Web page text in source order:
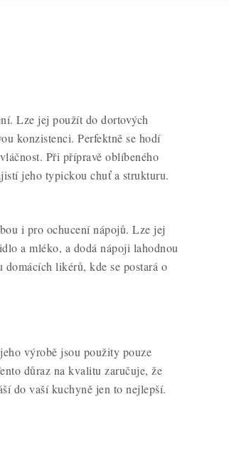
Lze jej použít do dortových
konzistenci. Perfektně se hodí
Při přípravě oblíbeného
jeho typickou chuť a strukturu.
i pro ochucení nápojů. Lze jej
a mléko, a dodá nápoji lahodnou
likérů, kde se postará o
výrobě jsou použity pouze
důraz na kvalitu zaručuje, že
do vaší kuchyně jen to nejlepší.